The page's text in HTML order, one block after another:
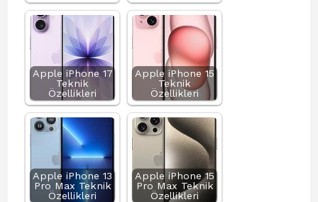
Apple iPhone 17
Teknik
Özellikleri
Apple iPhone 15
Teknik
Özellikleri
Apple iPhone 13
Pro Max Teknik
Özellikleri
Apple iPhone 15
Pro Max Teknik
Özellikleri